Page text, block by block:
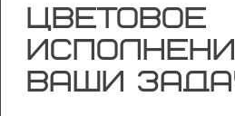
ЦВЕТОВОЕ
ВАШИ